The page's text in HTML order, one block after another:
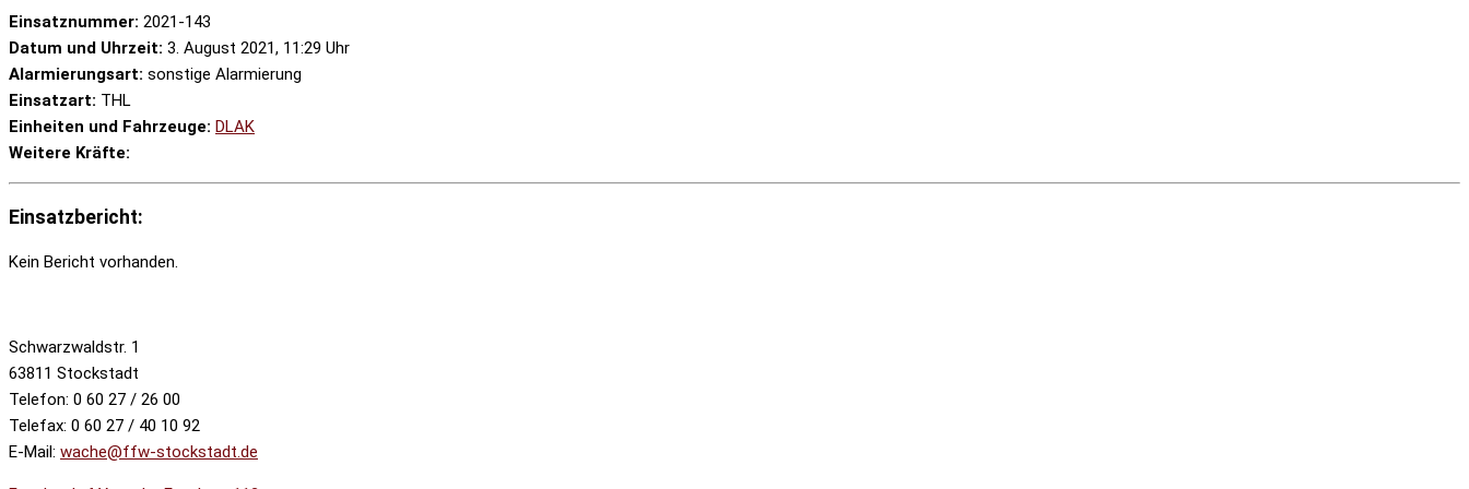
Einsatznummer: 2021-143
Datum und Uhrzeit: 3. August 2021, 11:29 Uhr
Alarmierungsart: sonstige Alarmierung
Einsatzart: THL
Einheiten und Fahrzeuge: DLAK
Weitere Kräfte:
Einsatzbericht:
Kein Bericht vorhanden.
Schwarzwaldstr. 1
63811 Stockstadt
Telefon: 0 60 27 / 26 00
Telefax: 0 60 27 / 40 10 92
E-Mail: wache@ffw-stockstadt.de